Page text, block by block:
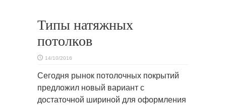
Типы натяжных
потолков
14/10/2016
Сегодня рынок потолочных покрытий
предложил новый вариант с
достаточной шириной для оформления